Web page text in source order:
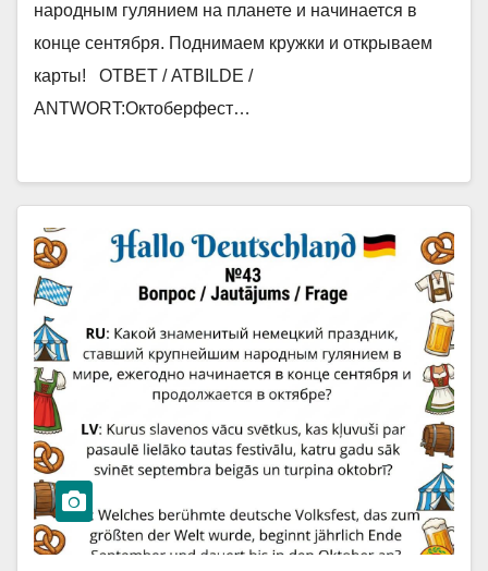
народным гулянием на планете и начинается в
конце сентября. Поднимаем кружки и открываем
карты! ОТВЕТ / ATBILDE /
ANTWORT:Октоберфест…